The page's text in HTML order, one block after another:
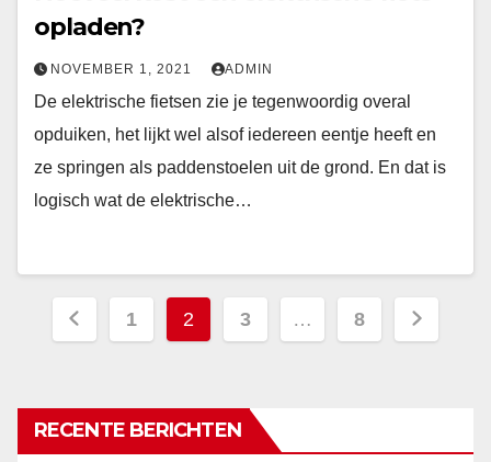
opladen?
NOVEMBER 1, 2021 ADMIN
De elektrische fietsen zie je tegenwoordig overal
opduiken, het lijkt wel alsof iedereen eentje heeft en
ze springen als paddenstoelen uit de grond. En dat is
logisch wat de elektrische…
Berichten
1 2 3 … 8
RECENTE BERICHTEN